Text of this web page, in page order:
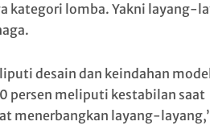
kategori lomba. Yakni layang-
desain dan keindahan model
persen meliputi kestabilan saat
menerbangkan layang-